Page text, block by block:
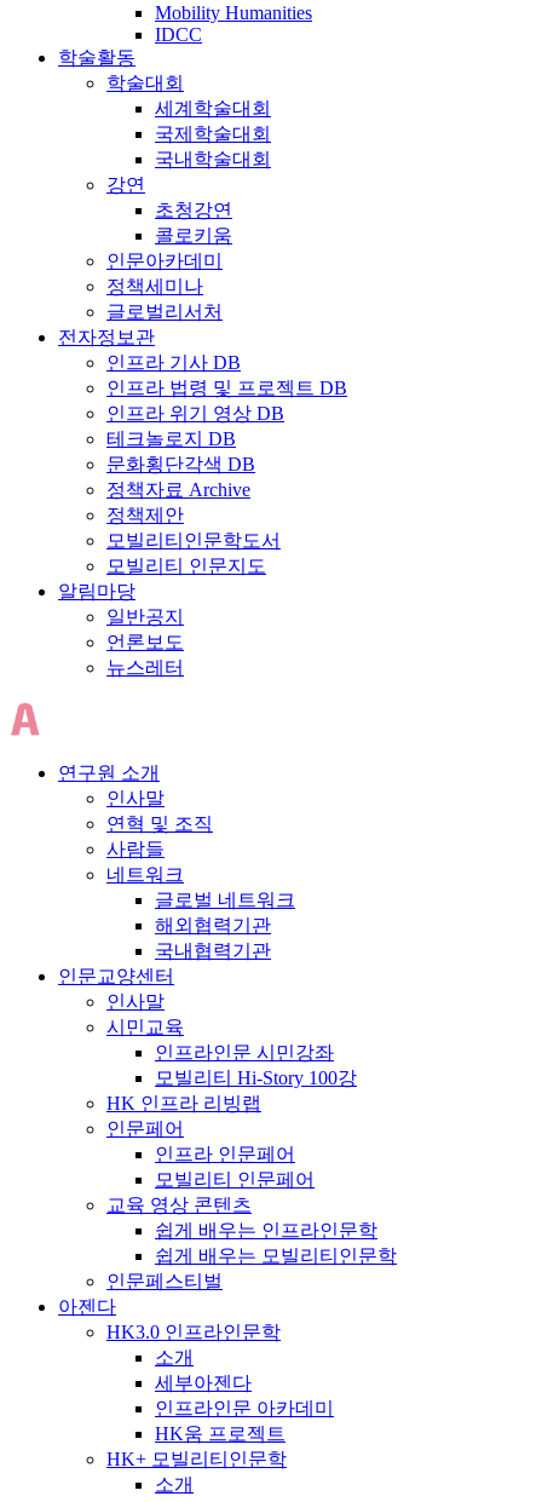
Mobility Humanities
IDCC
학술활동
학술대회
세계학술대회
국제학술대회
국내학술대회
강연
초청강연
콜로키움
인문아카데미
정책세미나
글로벌리서처
전자정보관
인프라 기사 DB
인프라 법령 및 프로젝트 DB
인프라 위기 영상 DB
테크놀로지 DB
문화횡단각색 DB
정책자료 Archive
정책제안
모빌리티인문학도서
모빌리티 인문지도
알림마당
일반공지
언론보도
뉴스레터
연구원 소개
인사말
연혁 및 조직
사람들
네트워크
글로벌 네트워크
해외협력기관
국내협력기관
인문교양센터
인사말
시민교육
인프라인문 시민강좌
모빌리티 Hi-Story 100강
HK 인프라 리빙랩
인문페어
인프라 인문페어
모빌리티 인문페어
교육 영상 콘텐츠
쉽게 배우는 인프라인문학
쉽게 배우는 모빌리티인문학
인문페스티벌
아젠다
HK3.0 인프라인문학
소개
세부아젠다
인프라인문 아카데미
HK움 프로젝트
HK+ 모빌리티인문학
소개